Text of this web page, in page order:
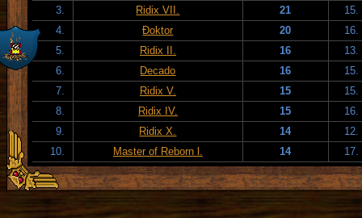
3.
Ridix VII. 21
15.
4.
Đoktor 20
16.
5.
Ridix II. 16
13.
6.
Decado 16
15.
7.
Ridix V. 15
15.
8.
Ridix IV. 15
16.
9.
Ridix X. 14
12.
10.
Master of Reborn l. 14 17.